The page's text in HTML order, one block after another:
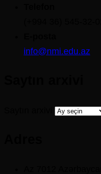
info@nmi.edu.az